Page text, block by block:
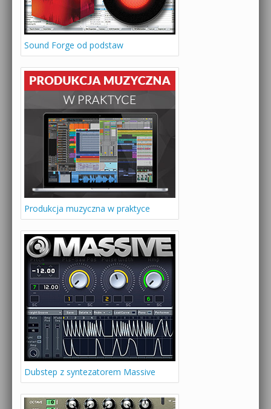
Sound Forge od podstaw
Produkcja muzyczna w praktyce
Dubstep z syntezatorem Massive